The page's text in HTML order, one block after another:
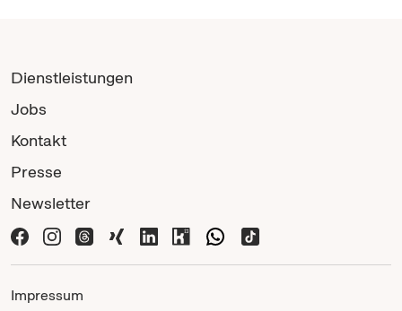
Dienstleistungen
Jobs
Kontakt
Presse
Newsletter
Impressum